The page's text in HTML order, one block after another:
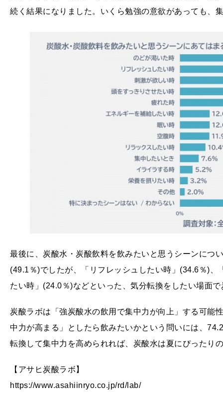
続く結果になりました。いくら勉強の意欲があっても、
最後に、炭酸水・炭酸飲料を飲みたいと思うシーンにつ
(49.1％)でしたが、「リフレッシュしたい時」(34.6％)
たい時」(24.0％)などといった、気分転換をしたい場面
炭酸ラボは「強炭酸水の飲用で集中力が向上」する可能
中力が高まる」としたら飲みたいかという問いには、
転換して集中力を高められれば、炭酸水は夏にぴったり
【アサヒ炭酸ラボ】
https://www.asahiinryo.co.jp/rd/lab/